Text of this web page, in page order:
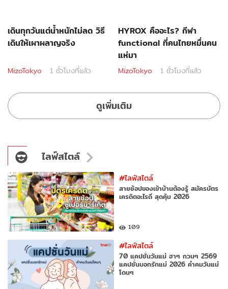
เดินทุกวันแต่น้ำหนักไม่ลด วิธี
เดินให้เผาผลาญจริง
MizoTokyo 1 ชั่วโมงที่แล้ว
HYROX คืออะไร? กีฬา
functional ที่คนไทยหมื่นคน
แห่มา
MizoTokyo 1 ชั่วโมงที่แล้ว
ดูเพิ่มเติม
ไลฟ์สไตล์
#ไลฟ์สไตล์
สายช้อปของเข้าบ้านต้องรู้ สมัครบัตร
เครดิตอะไรดี สุดคุ้ม 2026
109
#ไลฟ์สไตล์
70 แคปชั่นวันแม่ ฮาๆ กวนๆ 2569
แคปชั่นบอกรักแม่ 2026 คำคมวันแม่
โดนๆ